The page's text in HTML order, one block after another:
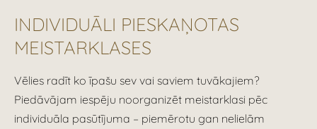
INDIVIDUĀLI PIESKAŅOTAS
MEISTARKLASES
Vēlies radīt ko īpašu sev vai saviem tuvākajiem?
Piedāvājam iespēju noorganizēt meistarklasi pēc
individuāla pasūtījuma – piemērotu gan nelielām